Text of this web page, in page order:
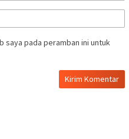
saya pada peramban ini untuk